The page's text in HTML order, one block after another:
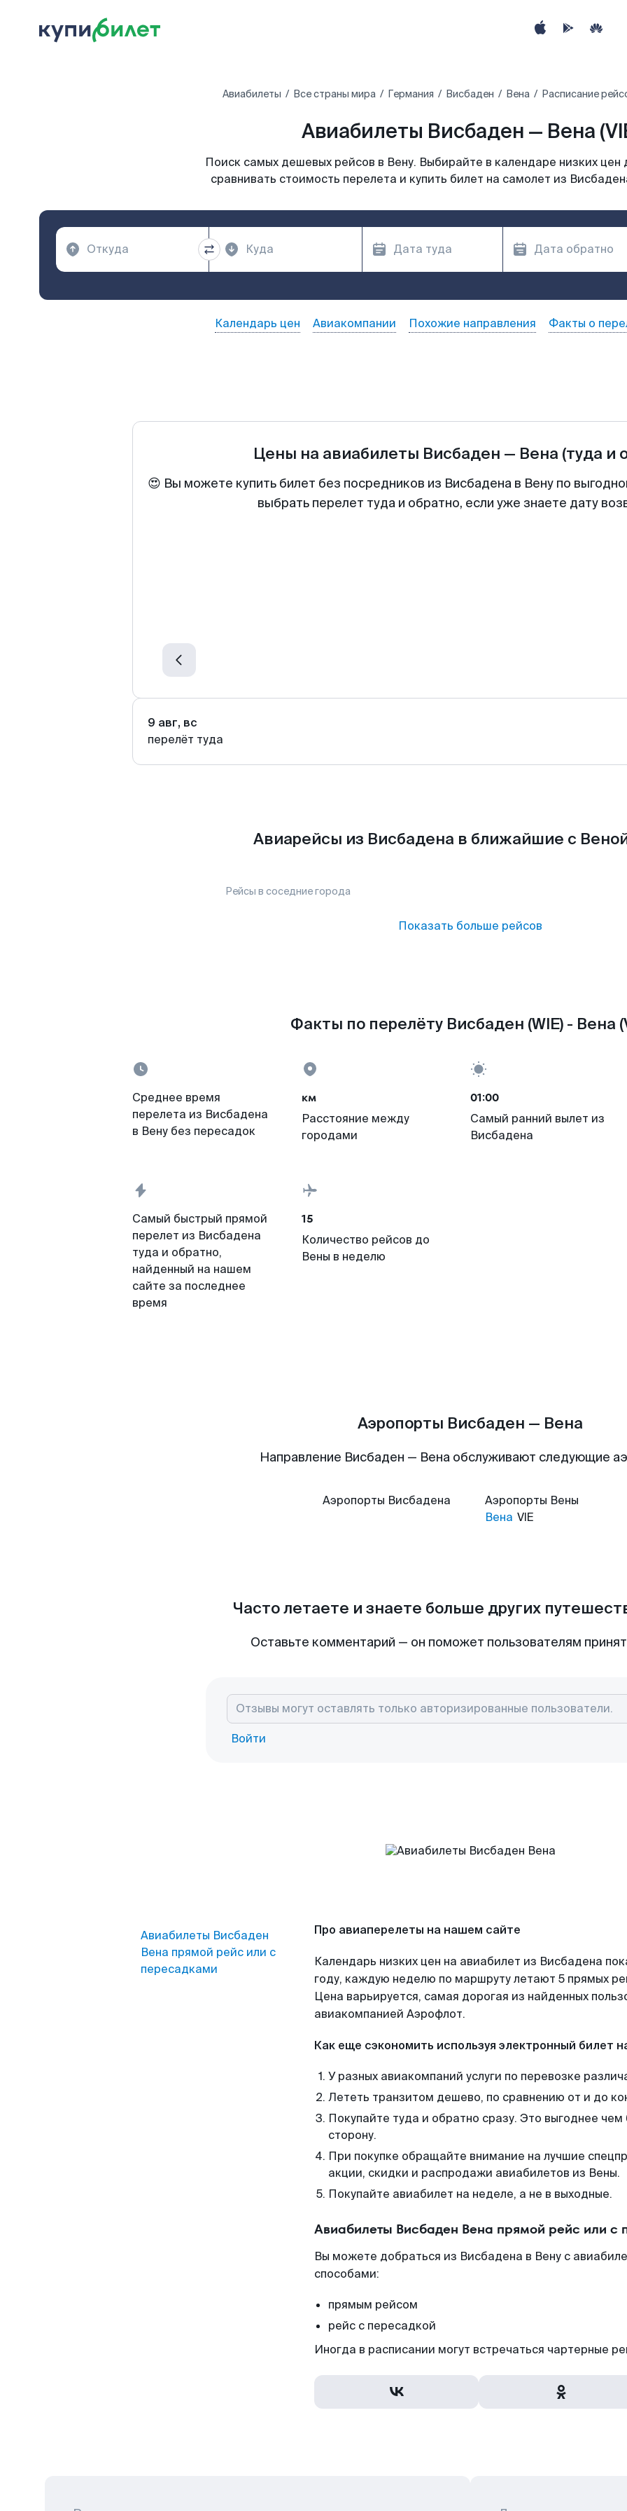
Авиабилеты Все страны мира Германия Висбаден Вена Расписание
Авиабилеты Висбаден — Вена
Поиск самых дешевых рейсов в Вену. Выбирайте в календаре низких цен
сравнивать стоимость перелета и купить билет на самолет из
Календарь цен Авиакомпании Похожие направления Факты о
Цены на авиабилеты Висбаден — Вена (туда и
😍 Вы можете купить билет без посредников из Висбадена в Вену по
выбрать перелет туда и обратно, если уже знаете дату
9 авг, вс
перелёт туда
Авиарейсы из Висбадена в ближайшие с
Рейсы в соседние города
Показать больше рейсов
Факты по перелёту Висбаден (WIE) - Вена
Среднее время
перелета из Висбадена
в Вену без пересадок
км
Расстояние между
городами
01:00
Самый ранний вылет из
Висбадена
Самый быстрый прямой
перелет из Висбадена
туда и обратно,
найденный на нашем
сайте за последнее
время
15
Количество рейсов до
Вены в неделю
Аэропорты Висбаден — Вена
Направление Висбаден — Вена обслуживают следующие
Аэропорты Висбадена Аэропорты Вены
Вена VIE
Часто летаете и знаете больше других
Оставьте комментарий — он поможет пользователям
Войти
Авиабилеты Висбаден
Вена прямой рейс или с
пересадками
Про авиаперелеты на нашем сайте
Календарь низких цен на авиабилет из Висбадена
году, каждую неделю по маршруту летают 5 прямых
Цена варьируется, самая дорогая из найденных
авиакомпанией Аэрофлот.
Как еще сэкономить используя электронный билет
У разных авиакомпаний услуги по перевозке
Лететь транзитом дешево, по сравнению от и до
Покупайте туда и обратно сразу. Это выгоднее
сторону.
При покупке обращайте внимание на лучшие
акции, скидки и распродажи авиабилетов из Вены.
Покупайте авиабилет на неделе, а не в выходные.
Авиабилеты Висбаден Вена прямой рейс или с
Вы можете добраться из Висбадена в Вену с
способами:
прямым рейсом
рейс с пересадкой
Иногда в расписании могут встречаться чартерные